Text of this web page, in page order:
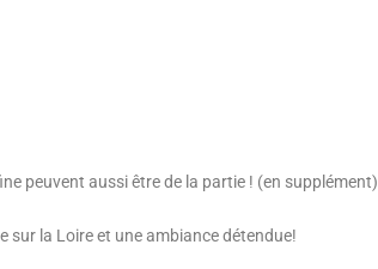
peuvent aussi être de la partie ! (en supplément)
sur la Loire et une ambiance détendue!